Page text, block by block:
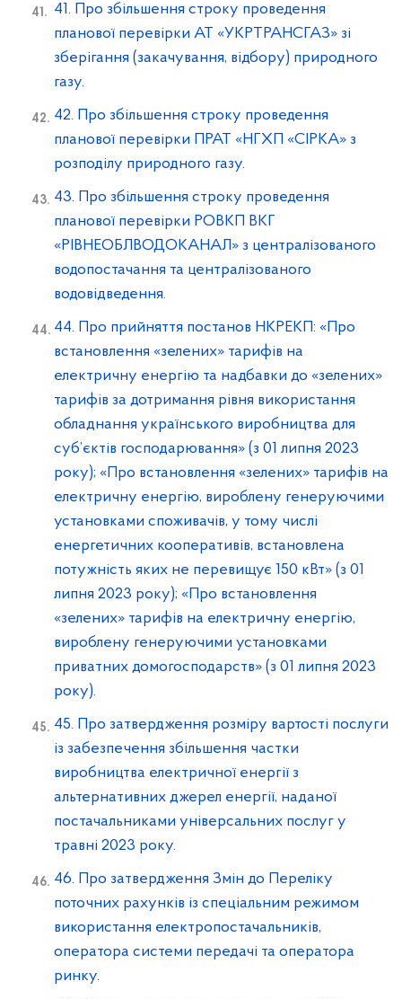
41. Про збільшення строку проведення
планової перевірки АТ «УКРТРАНСГАЗ» зі
зберігання (закачування, відбору) природного
газу.
42. Про збільшення строку проведення
планової перевірки ПРАТ «НГХП «СІРКА» з
розподілу природного газу.
43. Про збільшення строку проведення
планової перевірки РОВКП ВКГ
«РІВНЕОБЛВОДОКАНАЛ» з централізованого
водопостачання та централізованого
водовідведення.
44. Про прийняття постанов НКРЕКП: «Про
встановлення «зелених» тарифів на
електричну енергію та надбавки до «зелених»
тарифів за дотримання рівня використання
обладнання українського виробництва для
суб’єктів господарювання» (з 01 липня 2023
року); «Про встановлення «зелених» тарифів на
електричну енергію, вироблену генеруючими
установками споживачів, у тому числі
енергетичних кооперативів, встановлена
потужність яких не перевищує 150 кВт» (з 01
липня 2023 року); «Про встановлення
«зелених» тарифів на електричну енергію,
вироблену генеруючими установками
приватних домогосподарств» (з 01 липня 2023
року).
45. Про затвердження розміру вартості послуги
із забезпечення збільшення частки
виробництва електричної енергії з
альтернативних джерел енергії, наданої
постачальниками універсальних послуг у
травні 2023 року.
46. Про затвердження Змін до Переліку
поточних рахунків із спеціальним режимом
використання електропостачальників,
оператора системи передачі та оператора
ринку.